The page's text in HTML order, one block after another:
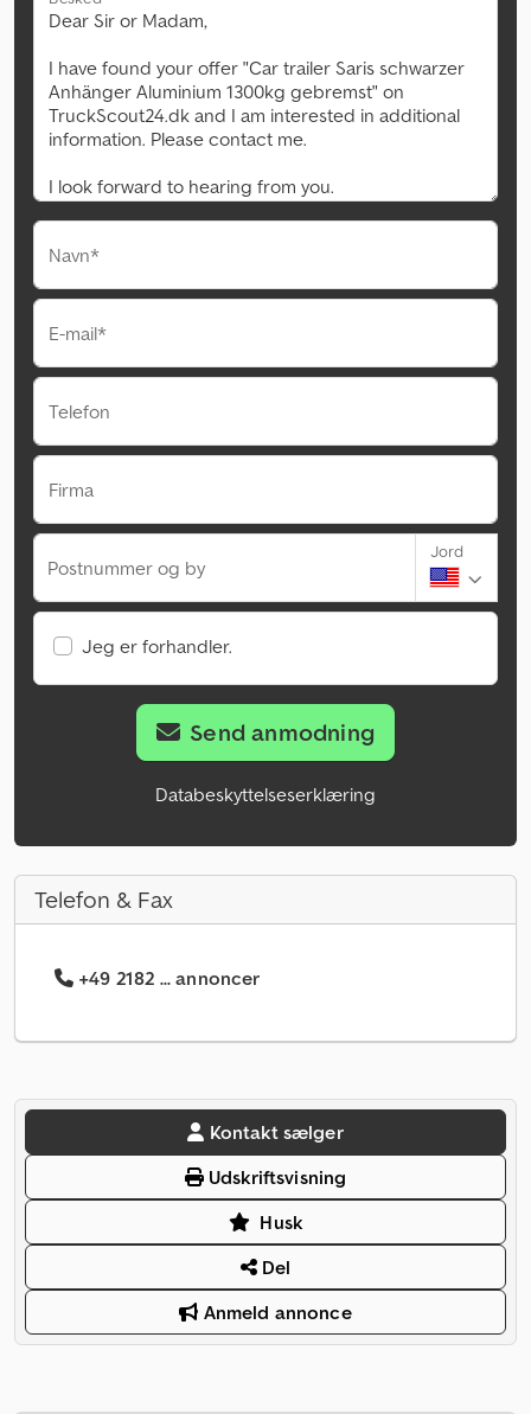
Navn*
E-mail*
Telefon
Firma
Postnummer og by
Jord
Jeg er forhandler.
Send anmodning
Databeskyttelseserklæring
Telefon & Fax
+49 2182 ... annoncer
Kontakt sælger
Udskriftsvisning
Husk
Del
Anmeld annonce